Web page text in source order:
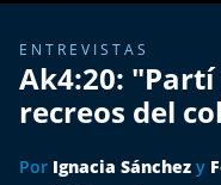
Entrevistas BioBioTV
Comentarios de
Más de Ti Podcast
ENTREVISTAS
Ak4:20:
recreos del
Por Ignacia Sánchez y